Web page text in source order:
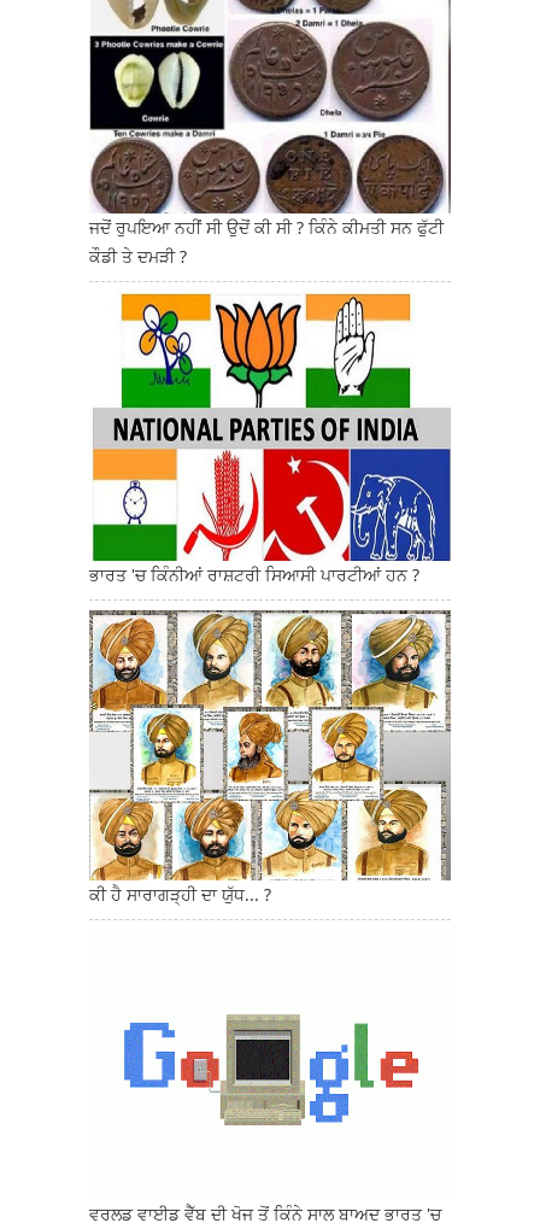
ਜਦੋਂ ਰੁਪਇਆ ਨਹੀਂ ਸੀ ਉਦੋਂ ਕੀ ਸੀ ? ਕਿੰਨੇ ਕੀਮਤੀ ਸਨ ਫੁੱਟੀ
ਕੌਡੀ ਤੇ ਦਮੜੀ ?
ਭਾਰਤ 'ਚ ਕਿੰਨੀਆਂ ਰਾਸ਼ਟਰੀ ਸਿਆਸੀ ਪਾਰਟੀਆਂ ਹਨ ?
ਕੀ ਹੈ ਸਾਰਾਗੜ੍ਹੀ ਦਾ ਯੁੱਧ... ?
ਵਰਲਡ ਵਾਈਡ ਵੈੱਬ ਦੀ ਖੋਜ ਤੋਂ ਕਿੰਨੇ ਸਾਲ ਬਾਅਦ ਭਾਰਤ 'ਚ